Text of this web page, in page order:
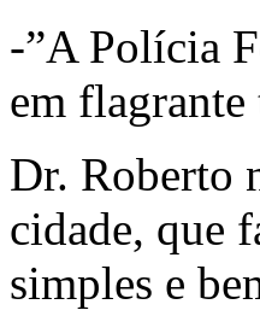
-”A Polícia
em
Dr. Roberto
cidade, que
simples e